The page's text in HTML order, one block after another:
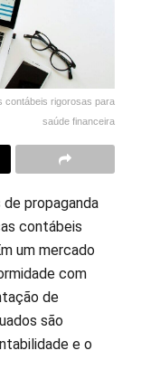
contábeis rigorosas para
saúde financeira
de propaganda
contábeis
um mercado
com
de
são
e o